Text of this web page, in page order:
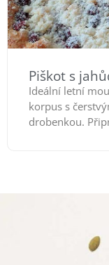
Piškot s
Ideální letní
korpus s
drobenkou.